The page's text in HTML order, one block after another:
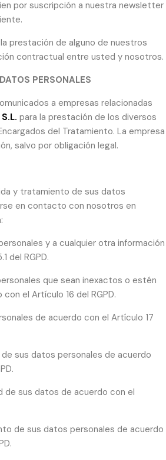
por suscripción a nuestra newsletter
prestación de alguno de nuestros
contractual entre usted y nosotros.
PERSONALES
a empresas relacionadas
para la prestación de los diversos
del Tratamiento. La empresa
salvo por obligación legal.
y tratamiento de sus datos
en contacto con nosotros en
y a cualquier otra información
del RGPD.
que sean inexactos o estén
el Artículo 16 del RGPD.
de acuerdo con el Artículo 17
sus datos personales de acuerdo
de sus datos de acuerdo con el
de sus datos personales de acuerdo